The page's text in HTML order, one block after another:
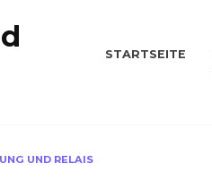
STARTSEITE
UND RELAIS